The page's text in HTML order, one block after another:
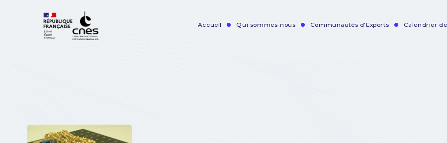
Accueil Qui sommes-nous Communautés d'Experts Calendrier